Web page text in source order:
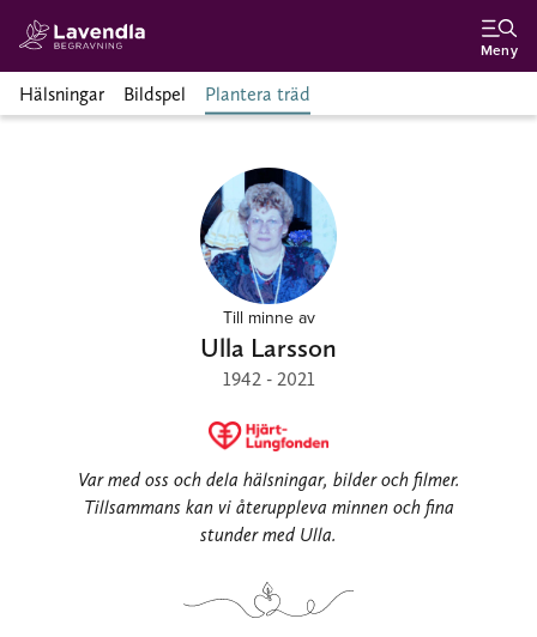
Meny
Hälsningar Bildspel Plantera träd
Till minne av
Ulla Larsson
1942 - 2021
Var med oss och dela hälsningar, bilder och filmer.
Tillsammans kan vi återuppleva minnen och fina
stunder med Ulla.